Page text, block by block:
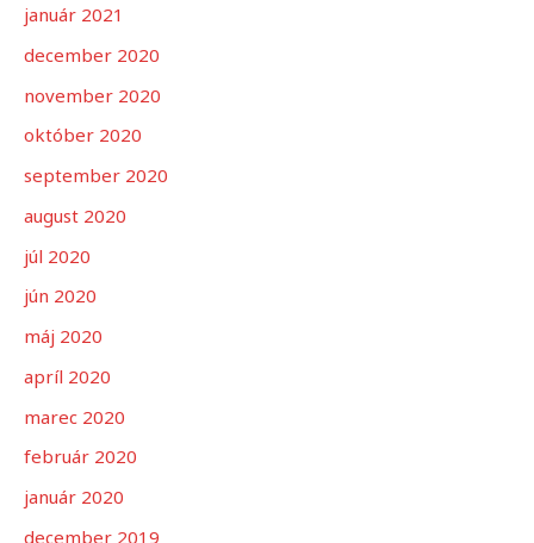
január 2021
december 2020
november 2020
október 2020
september 2020
august 2020
júl 2020
jún 2020
máj 2020
apríl 2020
marec 2020
február 2020
január 2020
december 2019